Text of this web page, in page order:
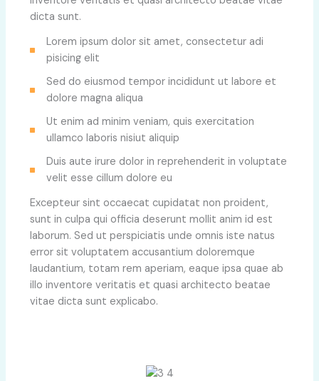
dicta sunt.
Lorem ipsum dolor sit amet, consectetur adi
pisicing elit
Sed do eiusmod tempor incididunt ut labore et
dolore magna aliqua
Ut enim ad minim veniam, quis exercitation
ullamco laboris nisiut aliquip
Duis aute irure dolor in reprehenderit in voluptate
velit esse cillum dolore eu
Excepteur sint occaecat cupidatat non proident,
sunt in culpa qui officia deserunt mollit anim id est
laborum. Sed ut perspiciatis unde omnis iste natus
error sit voluptatem accusantium doloremque
laudantium, totam rem aperiam, eaque ipsa quae ab
illo inventore veritatis et quasi architecto beatae
vitae dicta sunt explicabo.